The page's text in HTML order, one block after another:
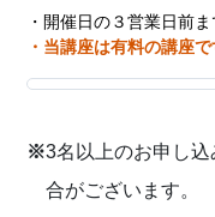
・開催日の３営業日前
・当講座は有料の講座で
※3名以上のお申し
合がございます。